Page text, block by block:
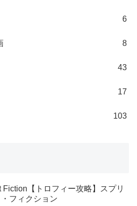
6
8
43
17
103
Fiction【トロフィー攻略】スプリ
・フィクション